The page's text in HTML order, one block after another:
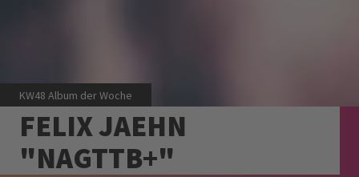
KW48 Album der Woche
FELIX JAEHN
"NAGTTB+"